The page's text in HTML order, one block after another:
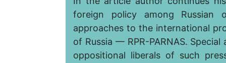
foreign policy among
approaches to the international
of Russia — RPR-PARNAS.
oppositional liberals of such